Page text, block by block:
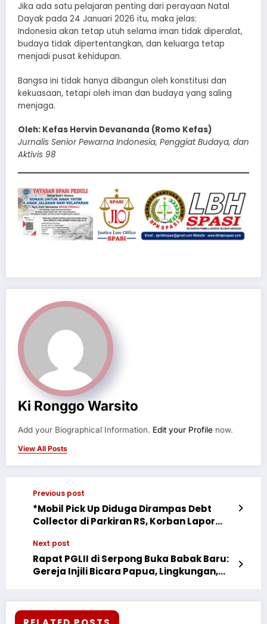
Jika ada satu pelajaran penting dari perayaan Natal
Dayak pada 24 Januari 2026 itu, maka jelas:
Indonesia akan tetap utuh selama iman tidak diperalat,
budaya tidak dipertentangkan, dan keluarga tetap
menjadi pusat kehidupan.
Bangsa ini tidak hanya dibangun oleh konstitusi dan
kekuasaan, tetapi oleh iman dan budaya yang saling
menjaga.
Oleh: Kefas Hervin Devananda (Romo Kefas)
Jurnalis Senior Pewarna Indonesia, Penggiat Budaya, dan
Aktivis 98
Ki Ronggo Warsito
Add your Biographical Information. Edit your Profile now.
View All Posts
Previous post
*Mobil Pick Up Diduga Dirampas Debt
Collector di Parkiran RS, Korban Lapor
Next post
Rapat PGLII di Serpong Buka Babak Baru:
Gereja Injili Bicara Papua, Lingkungan,